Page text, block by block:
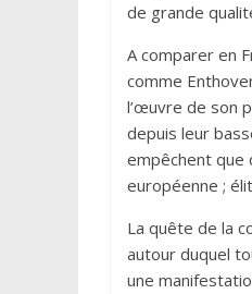
de grande
A comparer en
comme
l’œuvre de son
depuis leur
empêchent que
européenne ;
La quête de la
autour duquel
une